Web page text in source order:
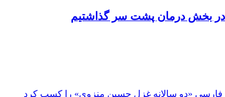
در بخش درمان پشت سر گذاشتیم
«دو سالانه غزل حسین منزوی» را کسب کرد